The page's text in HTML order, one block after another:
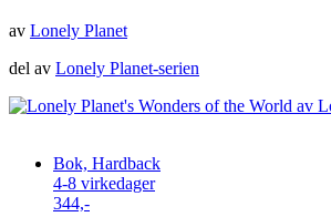
av Lonely Planet
del av Lonely Planet-serien
Bok, Hardback
4-8 virkedager
344,-